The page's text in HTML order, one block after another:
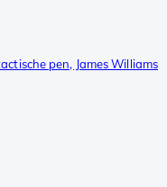
pen, James Williams